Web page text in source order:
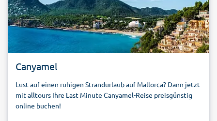
Canyamel
Lust auf einen ruhigen Strandurlaub auf Mallorca? Dann jetzt
mit alltours Ihre Last Minute Canyamel-Reise preisgünstig
online buchen!